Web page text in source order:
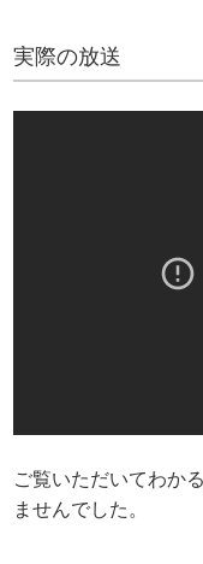
実際の放送
ご覧いただいてわか
ませんでした。